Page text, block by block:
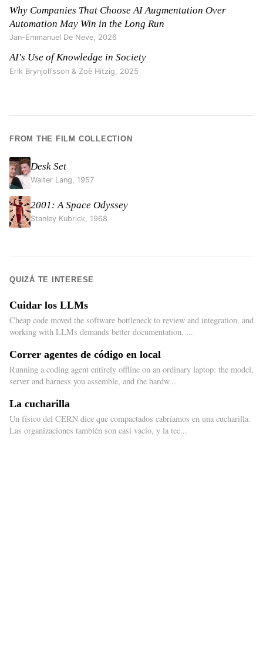
Why Companies That Choose AI Augmentation Over
Automation May Win in the Long Run
Jan-Emmanuel De Neve, 2026
AI's Use of Knowledge in Society
Erik Brynjolfsson & Zoë Hitzig 2025
FROM THE FILM COLLECTION
Desk Set
Walter Lang, 1957
2001: A Space Odyssey
Stanley Kubrick, 1968
QUIZÁ TE INTERESE
Cuidar los LLMs
Cheap code moved the software bottleneck to review and integration, and
working with LLMs demands better documentation, ...
Correr agentes de código en local
Running a coding agent entirely offline on an ordinary laptop: the model,
server and harness you assemble, and the hardw...
La cucharilla
Un físico del CERN dice que compactados cabríamos en una cucharilla.
Las organizaciones también son casi vacío, y la tec...